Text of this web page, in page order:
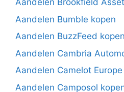
Aandelen Brookfield
Aandelen Bumble kopen
Aandelen BuzzFeed kopen
Aandelen Cambria
Aandelen Camelot
Aandelen Camposol